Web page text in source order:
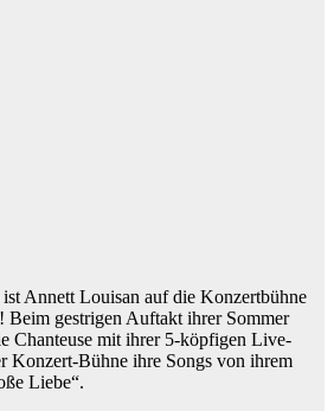
Annett Louisan auf die Konzertbühne
Beim gestrigen Auftakt ihrer Sommer
Chanteuse mit ihrer 5-köpfigen Live-
Konzert-Bühne ihre Songs von ihrem
Liebe“.